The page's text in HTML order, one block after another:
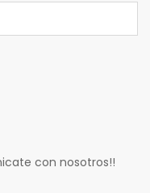
con nosotros!!